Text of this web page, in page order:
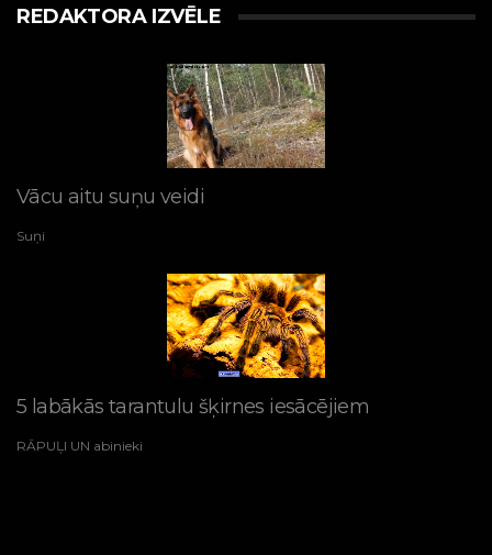
REDAKTORA IZVĒLE
Vācu aitu suņu veidi
Suņi
5 labākās tarantulu šķirnes iesācējiem
RĀPUĻI UN abinieki